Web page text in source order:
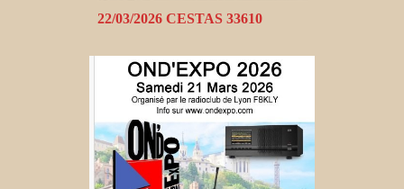
22/03/2026 CESTAS 33610